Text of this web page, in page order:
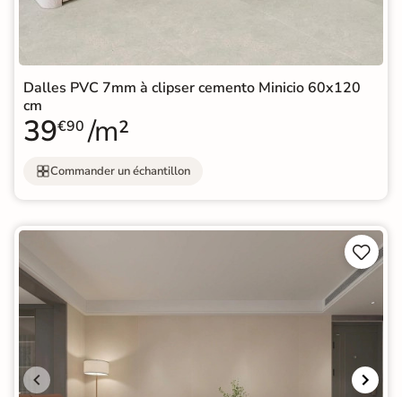
Dalles PVC 7mm à clipser cemento Minicio 60x120
cm
39€90 /m²
Commander un échantillon

